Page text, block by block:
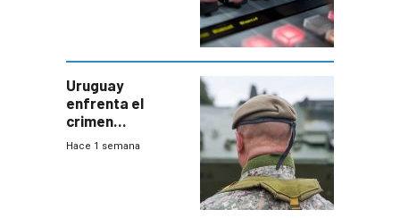
Uruguay
enfrenta el
crimen
organizado con
Hace 1 semana